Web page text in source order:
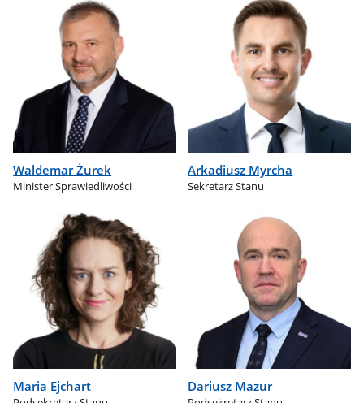
Waldemar Żurek
Minister Sprawiedliwości
Arkadiusz Myrcha
Sekretarz Stanu
Maria Ejchart Dariusz Mazur